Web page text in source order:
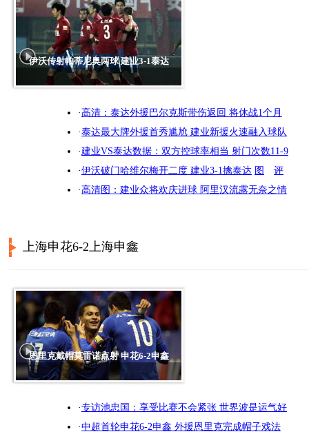
伊沃传射帕蒂尼奥两球 建业3-1泰达
·高清：泰达外援巴尔克斯带伤返回 将休战1个月
·泰达最大牌外援首秀尴尬 建业新援火速融入球队
·建业VS泰达数据：双方控球率相当 射门次数11-9
·伊沃破门哈维尔梅开二度 建业3-1擒泰达 图
评
·高清图：建业众将欢庆进球 阿里汉流露无奈之情
上海申花6-2上海申鑫
恩里克戴帽莫雷诺点射 申花6-2申鑫
·专访池忠国：享受比赛不会紧张 世界波是运气好
·中超首轮申花6-2申鑫 外援恩里克完成帽子戏法